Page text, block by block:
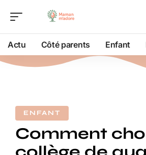
Actu Côté parents Enfant
ENFANT
Comment